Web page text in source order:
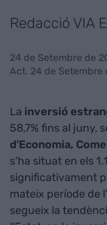
Redacció VIA
24 de Setembre de
Act. 24 de Setembre
La inversió
58,7% fins al juny,
d'Economia,
s'ha situat en els
significativament
mateix període de
segueix la